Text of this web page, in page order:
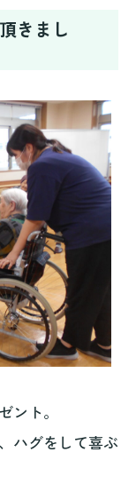
きまし
ント。
ハグをして喜ぶ